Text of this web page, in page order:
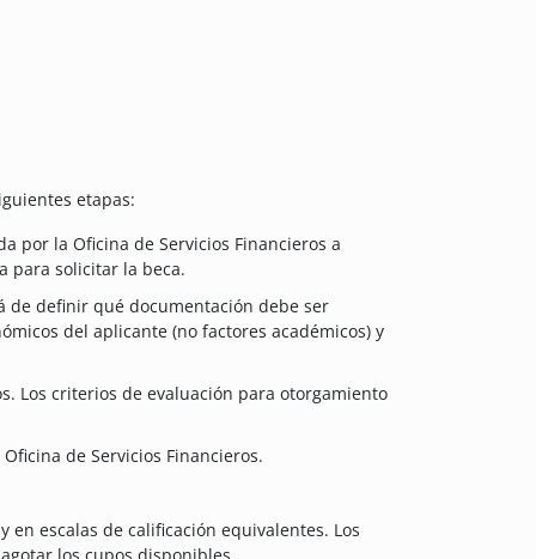
etapas:
por la Oficina de Servicios Financieros a
para solicitar la beca.
de definir qué documentación debe ser
del aplicante (no factores académicos) y
Los criterios de evaluación para otorgamiento
de Servicios Financieros.
en escalas de calificación equivalentes. Los
los cupos disponibles.